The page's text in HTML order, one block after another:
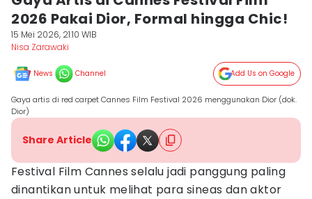
2026 Pakai Dior, Formal hingga Chic!
15 Mei 2026, 21:10 WIB
Nisa Zarawaki
News Channel Add Us on Google
Gaya artis di red carpet Cannes Film Festival 2026 menggunakan Dior (dok.
Dior)
Share Article
Festival Film Cannes selalu jadi panggung paling
dinantikan untuk melihat para sineas dan aktor